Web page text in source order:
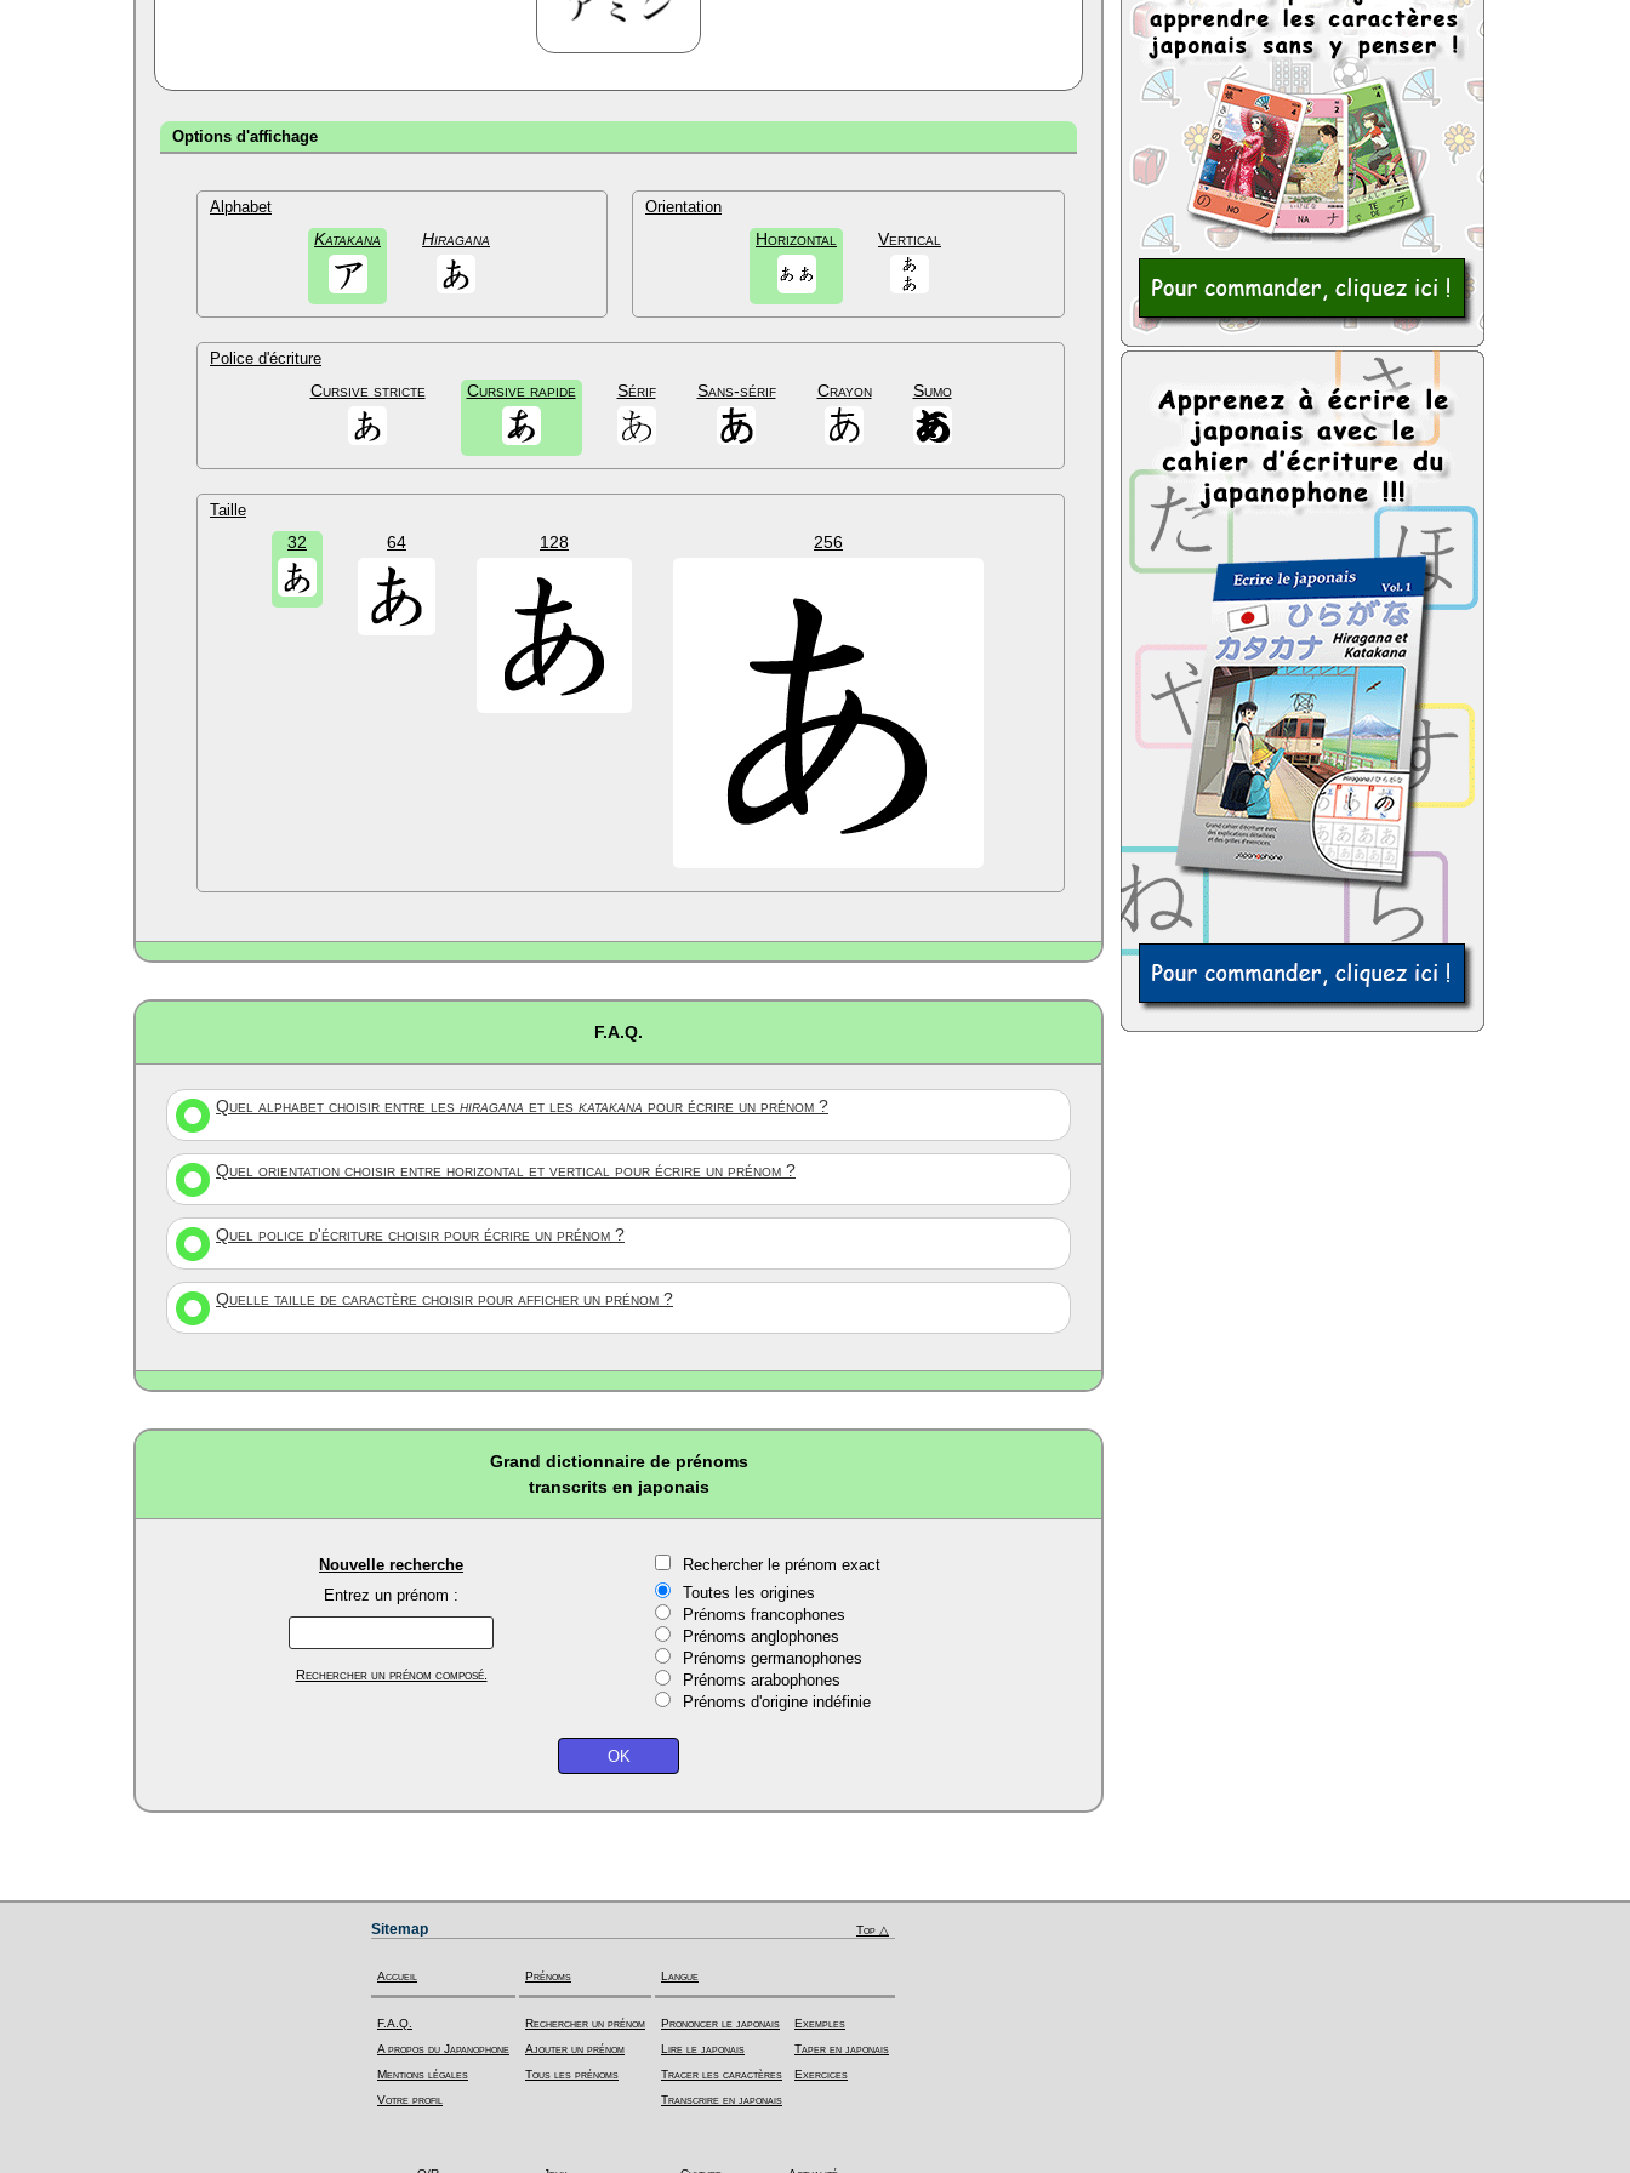
Options d'affichage
Alphabet
Katakana Hiragana
Orientation
Horizontal Vertical
Police d'écriture
Cursive stricte Cursive rapide Sérif Sans-sérif Crayon Sumo
Taille
32 64 128 256
F.A.Q.
Quel alphabet choisir entre les hiragana et les katakana pour écrire un prénom ?
Quel orientation choisir entre horizontal et vertical pour écrire un prénom ?
Quel police d'écriture choisir pour écrire un prénom ?
Quelle taille de caractère choisir pour afficher un prénom ?
Grand dictionnaire de prénoms
transcrits en japonais
Nouvelle recherche
Entrez un prénom :
Rechercher un prénom composé.
Rechercher le prénom exact
Toutes les origines
Prénoms francophones
Prénoms anglophones
Prénoms germanophones
Prénoms arabophones
Prénoms d'origine indéfinie
Sitemap Top △
Accueil
F.A.Q.
A propos du Japanophone
Mentions légales
Votre profil
Prénoms
Rechercher un prénom
Ajouter un prénom
Tous les prénoms
Langue
Prononcer le japonais
Lire le japonais
Tracer les caractères
Transcrire en japonais
Exemples
Taper en japonais
Exercices